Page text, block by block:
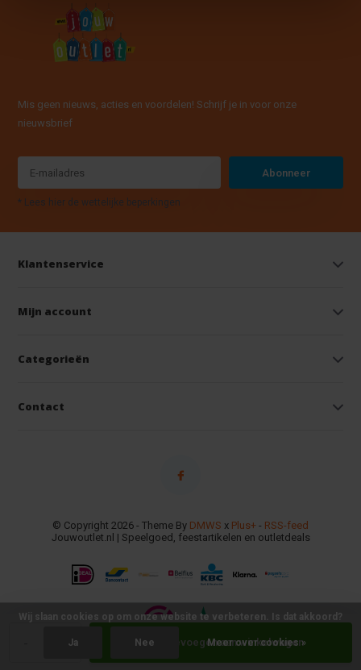
+ Toevoegen aan winkelwagen
Mis geen nieuws, acties en voordelen! Schrijf je in voor onze
nieuwsbrief
Abonneer
* Lees hier de wettelijke beperkingen
Klantenservice
Mijn account
Categorieën
Contact
© Copyright 2026 - Theme By DMWS x Plus+ - RSS-feed
Jouwoutlet.nl | Speelgoed, feestartikelen en outletdeals
Wij slaan cookies op om onze website te verbeteren. Is dat akkoord?
Ja Nee Meer over cookies »